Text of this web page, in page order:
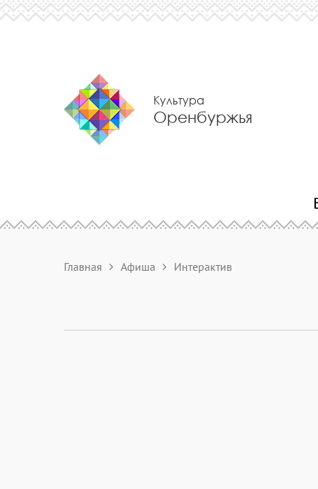
Культура
Оренбуржья
Главная Афиша Интерактив